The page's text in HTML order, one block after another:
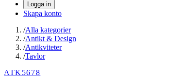
Logga in
Skapa konto
/Alla kategorier
/Antikt & Design
/Antikviteter
/Tavlor
ATK5678